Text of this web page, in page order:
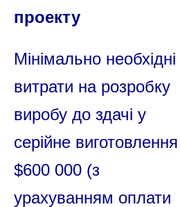
проекту
Мінімально необхідні
витрати на розробку
виробу до здачі у
серійне виготовлення
$600 000 (з
урахуванням оплати